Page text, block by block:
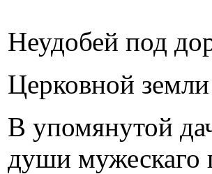
Неудобей под
Церковной
В упомянутой
души мужескаго